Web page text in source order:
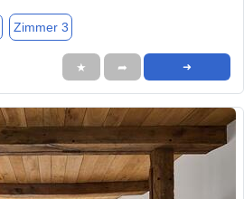
Zimmer 3
★ ➦ ➜